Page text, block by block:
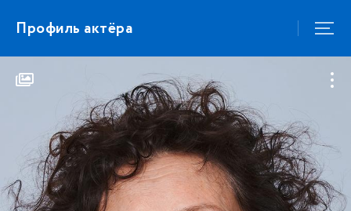
Профиль актёра